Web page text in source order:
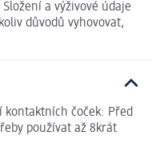
a výživové údaje
důvodů vyhovovat,
kontaktních čoček: Před
používat až 8krát